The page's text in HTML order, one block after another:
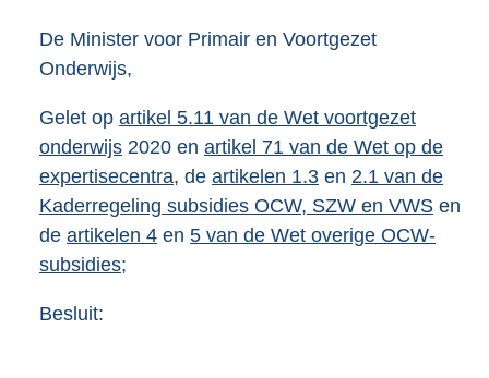
3
K
b
De Minister voor Primair en Voortgezet
Onderwijs,
Gelet op artikel 5.11 van de Wet voortgezet
onderwijs 2020 en artikel 71 van de Wet op de
expertisecentra, de artikelen 1.3 en 2.1 van de
Kaderregeling subsidies OCW, SZW en VWS en
de artikelen 4 en 5 van de Wet overige OCW-
subsidies;
Besluit: